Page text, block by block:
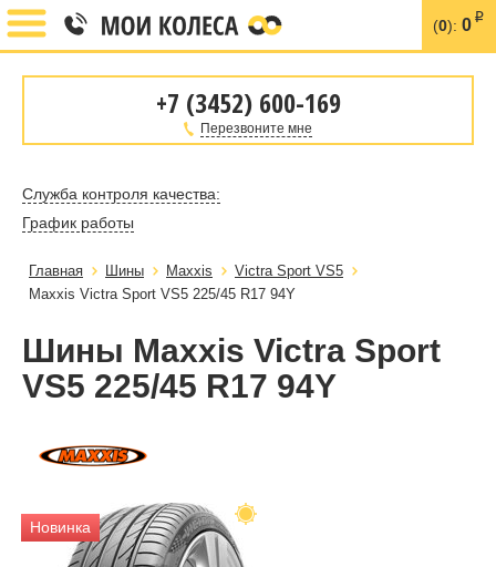
(0): 0 i
+7 (3452) 600-169
Перезвоните мне
Служба контроля качества:
График работы
Главная Шины Maxxis
Victra Sport VS5
Maxxis Victra Sport VS5 225/45 R17 94Y
Шины Maxxis Victra Sport
VS5 225/45 R17 94Y
Новинка